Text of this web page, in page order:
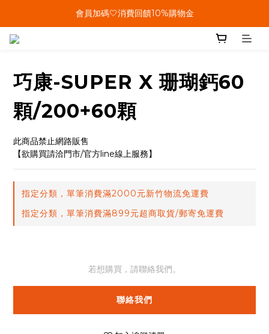
單筆結帳金額滿899🤍超取/郵寄免運費
會員加碼🤍消費回饋10%購物金
巧康-SUPER X 珊瑚鈣60
顆/200+60顆
此商品禁止網路販售
【欲購買請洽門市/官方line線上服務】
指定分類，單筆消費滿2000元新竹物流免運費
指定分類，單筆消費滿899元超商取貨/郵寄免運費
若想購買，請聯絡我們。
聯絡我們